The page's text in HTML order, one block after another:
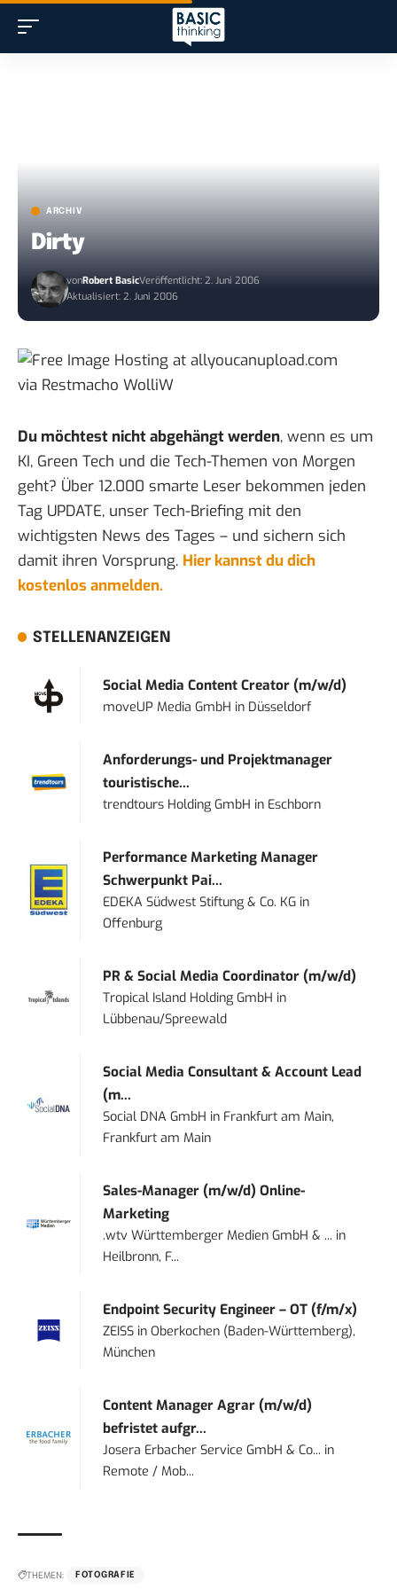
ARCHIV
Dirty
vonRobert BasicVeröffentlicht: 2. Juni 2006
Aktualisiert: 2. Juni 2006
via Restmacho WolliW
Du möchtest nicht abgehängt werden, wenn es um
KI, Green Tech und die Tech-Themen von Morgen
geht? Über 12.000 smarte Leser bekommen jeden
Tag UPDATE, unser Tech-Briefing mit den
wichtigsten News des Tages – und sichern sich
damit ihren Vorsprung. Hier kannst du dich
kostenlos anmelden.
STELLENANZEIGEN
Social Media Content Creator (m/w/d)
moveUP Media GmbH in Düsseldorf
Anforderungs- und Projektmanager
touristische...
trendtours Holding GmbH in Eschborn
Performance Marketing Manager
Schwerpunkt Pai...
EDEKA Südwest Stiftung & Co. KG in
Offenburg
PR & Social Media Coordinator (m/w/d)
Tropical Island Holding GmbH in
Lübbenau/Spreewald
Social Media Consultant & Account Lead
(m...
Social DNA GmbH in Frankfurt am Main,
Frankfurt am Main
Sales-Manager (m/w/d) Online-
Marketing
.wtv Württemberger Medien GmbH & ... in
Heilbronn, F...
Endpoint Security Engineer – OT (f/m/x)
ZEISS inOberkochen (Baden-Württemberg),
München
Content Manager Agrar (m/w/d)
befristet aufgr...
Josera Erbacher Service GmbH & Co... in
Remote / Mob...
THEMEN: FOTOGRAFIE